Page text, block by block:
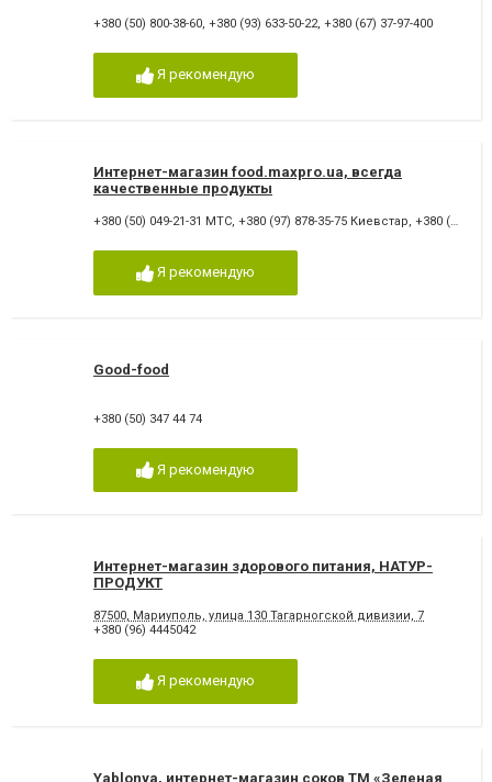
+380 (50) 800-38-60, +380 (93) 633-50-22, +380 (67) 37-97-400
Я рекомендую
Интернет-магазин food.maxpro.ua, всегда
качественные продукты
+380 (50) 049-21-31 MTC, +380 (97) 878-35-75 Киевстар, +380 (63) 488-14-68 Лайф
Я рекомендую
Good-food
+380 (50) 347 44 74
Я рекомендую
Интернет-магазин здорового питания, НАТУР-
ПРОДУКТ
87500, Мариуполь, улица 130 Тагарногской дивизии, 7
+380 (96) 4445042
Я рекомендую
Yablonya, интернет-магазин соков ТМ «Зеленая